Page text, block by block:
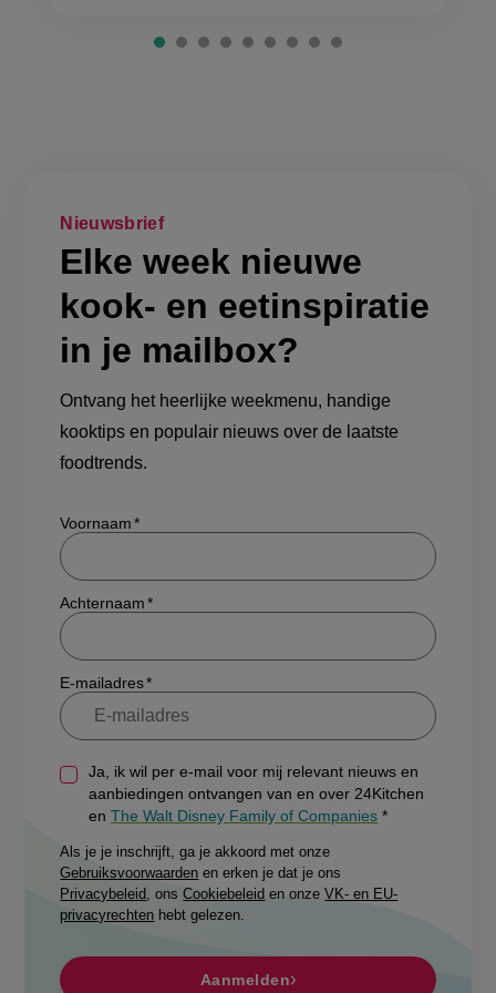
Nieuwsbrief
Elke week nieuwe
kook- en eetinspiratie
in je mailbox?
Ontvang het heerlijke weekmenu, handige
kooktips en populair nieuws over de laatste
foodtrends.
Show/hide
Voornaam
Achternaam
E-mailadres
Ja, ik wil per e-mail voor mij relevant nieuws en
aanbiedingen ontvangen van en over 24Kitchen
enThe Walt Disney Family of Companies
Als je je inschrijft, ga je akkoord met onze
Gebruiksvoorwaarden en erken je dat je ons
Privacybeleid , onsCookiebeleid en onzeVK- en EU-
privacyrechten hebt gelezen.
Aanmelden